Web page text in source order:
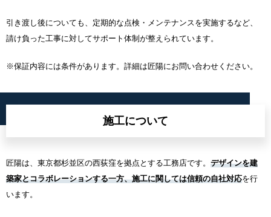
引き渡し後についても、定期的な点検・メンテナンスを実施するなど、
請け負った工事に対してサポート体制が整えられています。
※保証内容には条件があります。詳細は匠陽にお問い合わせください。
施工について
匠陽は、東京都杉並区の西荻窪を拠点とする工務店です。 デザインを建
築家とコラボレーションする一方、施工に関しては信頼の自社対応を行
います。